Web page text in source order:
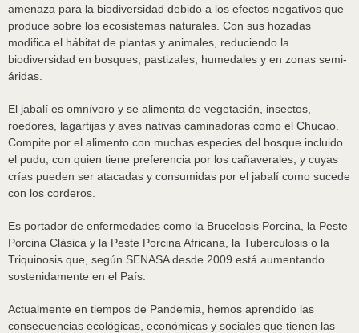
amenaza para la biodiversidad debido a los efectos negativos que
produce sobre los ecosistemas naturales. Con sus hozadas
modifica el hábitat de plantas y animales, reduciendo la
biodiversidad en bosques, pastizales, humedales y en zonas semi-
áridas.
El jabalí es omnívoro y se alimenta de vegetación, insectos,
roedores, lagartijas y aves nativas caminadoras como el Chucao.
Compite por el alimento con muchas especies del bosque incluido
el pudu, con quien tiene preferencia por los cañaverales, y cuyas
crías pueden ser atacadas y consumidas por el jabalí como sucede
con los corderos.
Es portador de enfermedades como la Brucelosis Porcina, la Peste
Porcina Clásica y la Peste Porcina Africana, la Tuberculosis o la
Triquinosis que, según SENASA desde 2009 está aumentando
sostenidamente en el País.
Actualmente en tiempos de Pandemia, hemos aprendido las
consecuencias ecológicas, económicas y sociales que tienen las